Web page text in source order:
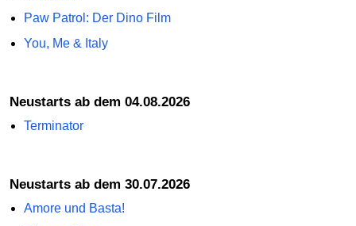
Paw Patrol: Der Dino Film
You, Me & Italy
Neustarts ab dem 04.08.2026
Terminator
Neustarts ab dem 30.07.2026
Amore und Basta!